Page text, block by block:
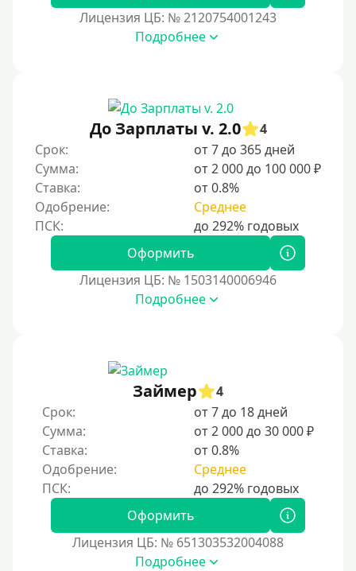
Лицензия ЦБ: № 2120754001243
Подробнее
До Зарплаты v. 2.0
4
Срок:
от 7 до 365 дней
Сумма:
от 2 000 до 100 000 ₽
Ставка:
от 0.8%
Одобрение:
Среднее
Оформить
Лицензия ЦБ: № 1503140006946
Подробнее
Займер
4
Срок:
от 7 до 18 дней
Сумма:
от 2 000 до 30 000 ₽
Ставка:
от 0.8%
Одобрение:
Среднее
Оформить
Лицензия ЦБ: № 651303532004088
Подробнее